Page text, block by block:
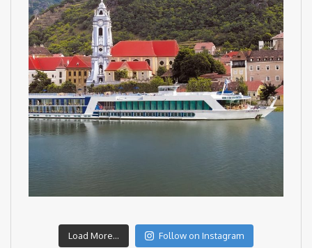
Load More... Follow on Instagram